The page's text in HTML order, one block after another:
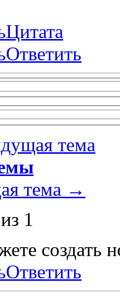
Цитата
Ответить
тема
тема →
1
создать
Ответить